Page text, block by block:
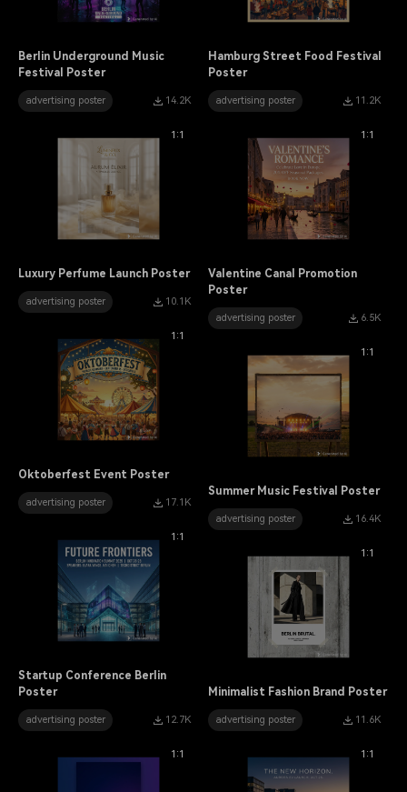
Berlin Underground Music
Festival Poster
advertising poster 14.2K
Hamburg Street Food Festival
Poster
advertising poster 11.2K
1:1
Luxury Perfume Launch Poster
advertising poster 10.1K
1:1
Valentine Canal Promotion
Poster
advertising poster
6.5K
1:1
Oktoberfest Event Poster
advertising poster 17.1K
1:1
Summer Music Festival Poster
advertising poster
16.4K
1:1
Startup Conference Berlin
Poster
advertising poster 12.7K
1:1
Minimalist Fashion Brand Poster
advertising poster 11.6K
1:1 1:1